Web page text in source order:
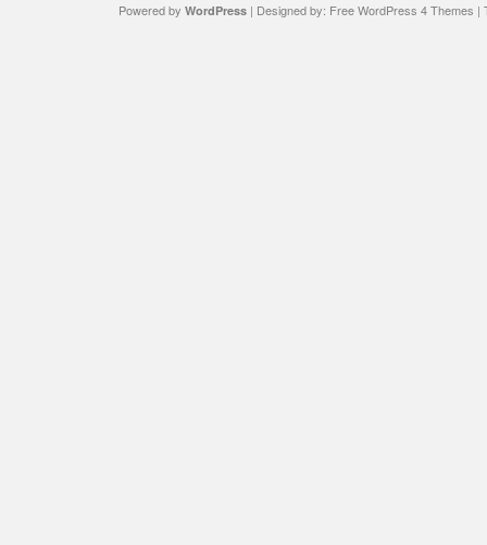
Powered by WordPress| Designed by: Free WordPress 4 Themes |